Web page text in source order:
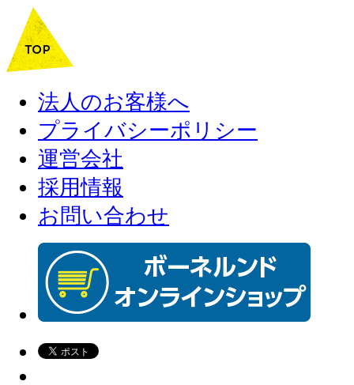
法人のお客様へ
プライバシーポリシー
運営会社
採用情報
お問い合わせ